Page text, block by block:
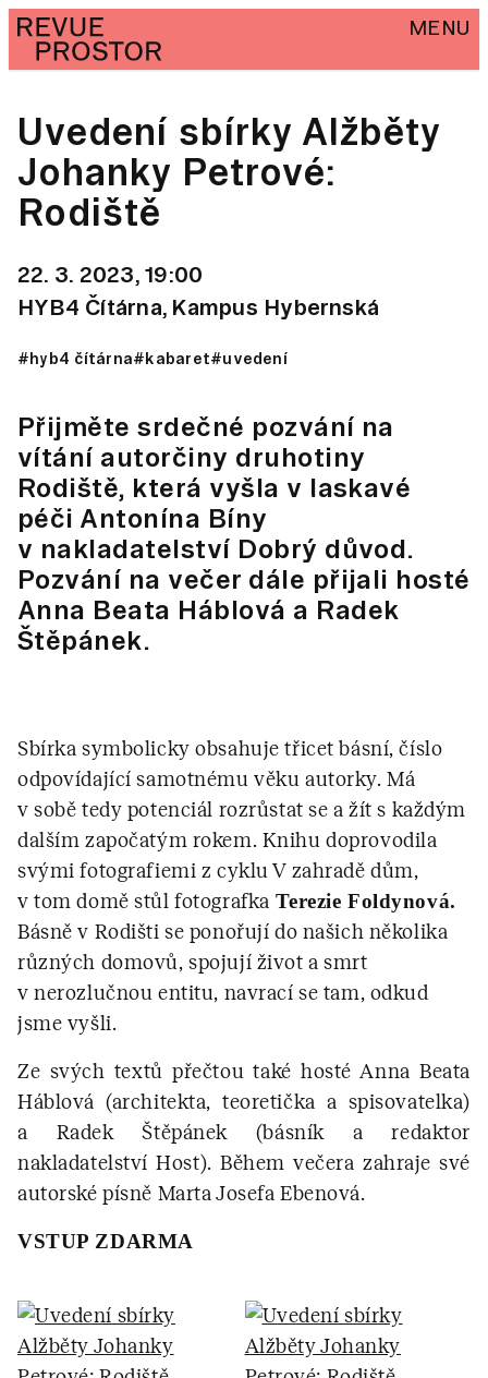
MENU
Uvedení sbírky Alžběty
Johanky Petrové:
Rodiště
22. 3. 2023, 19:00
HYB4 Čítárna, Kampus Hybernská
#hyb4 čítárna#kabaret#uvedení
Přijměte srdečné pozvání na
vítání autorčiny druhotiny
Rodiště, která vyšla v laskavé
péči Antonína Bíny
v nakladatelství Dobrý důvod.
Pozvání na večer dále přijali hosté
Anna Beata Háblová a Radek
Štěpánek.
Sbírka symbolicky obsahuje třicet básní, číslo
odpovídající samotnému věku autorky. Má
v sobě tedy potenciál rozrůstat se a žít s každým
dalším započatým rokem. Knihu doprovodila
svými fotografiemi z cyklu V zahradě dům,
v tom domě stůl fotografka Terezie Foldynová.
Básně v Rodišti se ponořují do našich několika
různých domovů, spojují život a smrt
v nerozlučnou entitu, navrací se tam, odkud
jsme vyšli.
Ze svých textů přečtou také hosté Anna Beata
Háblová (architekta, teoretička a spisovatelka)
a Radek Štěpánek (básník a redaktor
nakladatelství Host). Během večera zahraje své
autorské písně Marta Josefa Ebenová.
VSTUP ZDARMA